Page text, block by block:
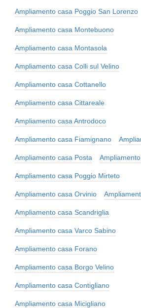
Ampliamento casa Poggio San Lorenzo
Ampliamento casa Montebuono
Ampliamento casa Montasola
Ampliamento casa Colli sul Velino
Ampliamento casa Cottanello
Ampliamento casa Cittareale
Ampliamento casa Antrodoco
Ampliamento casa Fiamignano
Ampliamento casa Posta
Ampliamento casa Poggio Mirteto
Ampliamento casa Orvinio
Ampliamento casa Scandriglia
Ampliamento casa Varco Sabino
Ampliamento casa Forano
Ampliamento casa Borgo Velino
Ampliamento casa Contigliano
Ampliamento casa Micigliano